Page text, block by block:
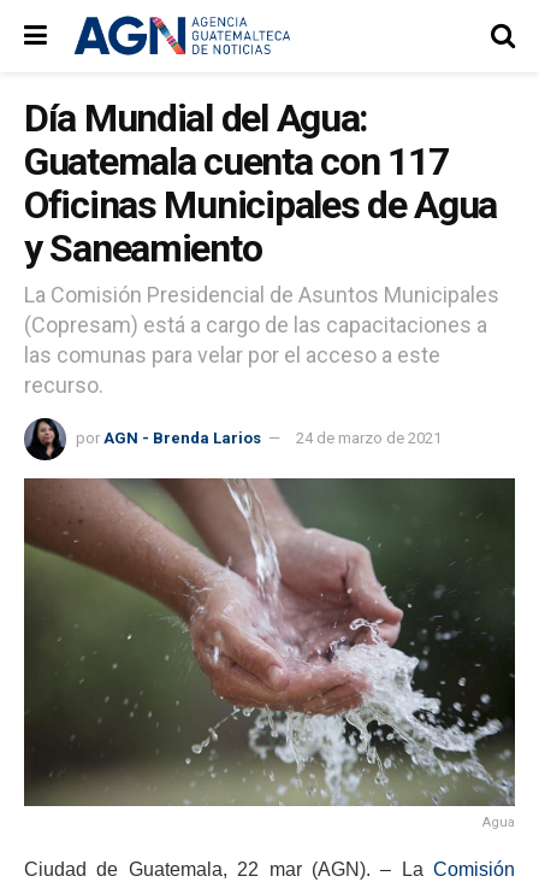
Día Mundial del Agua:
Guatemala cuenta con 117
Oficinas Municipales de Agua
y Saneamiento
La Comisión Presidencial de Asuntos Municipales
(Copresam) está a cargo de las capacitaciones a
las comunas para velar por el acceso a este
recurso.
por AGN - Brenda Larios 24 de marzo de 2021
Agua
Ciudad de Guatemala, 22 mar (AGN). – La Comisión